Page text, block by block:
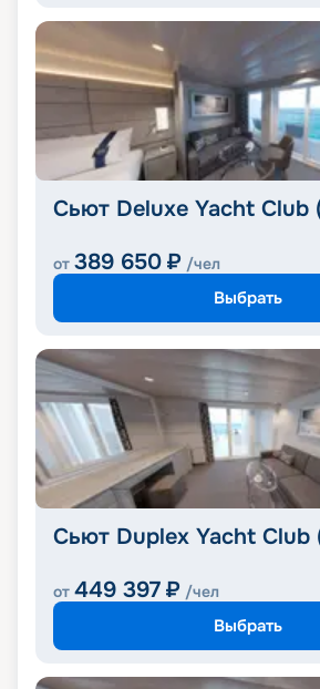
Сьют Deluxe Yacht Club
от 389 650 ₽ /чел
Выбрать
Сьют Duplex Yacht Club
от 449 397 ₽ /чел
Выбрать